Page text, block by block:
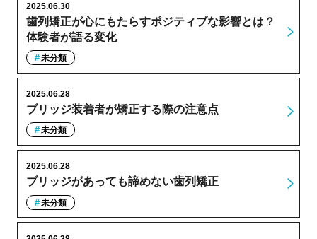
歯列矯正が心にもたらすポジティブな影響とは？
体験者が語る変化
2025.06.30
未分類
ブリッジ装着者が矯正する際の注意点
2025.06.28
未分類
ブリッジがあっても諦めない歯列矯正
2025.06.28
未分類